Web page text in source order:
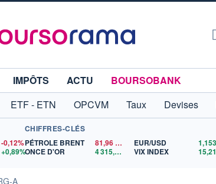
IMPÔTS ACTU
BOURSOBANK
ETF - ETN OPCVM Taux Devises
-0,12%
+0,89%
CHIFFRES-CLÉS
PÉTROLE BRENT
81,96
ONCE D'OR
4 315,67 $US
EUR/USD
VIX INDEX
15,21
A